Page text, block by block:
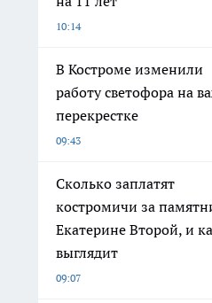
10:14
В Костроме изменили
работу светофора на
перекрестке
09:43
Сколько заплатят
костромичи за
Екатерине Второй, и
выглядит
09:07